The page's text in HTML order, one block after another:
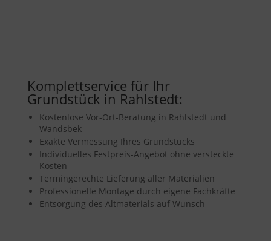
Komplettservice für Ihr
Grundstück in Rahlstedt:
Kostenlose Vor-Ort-Beratung in Rahlstedt und
Wandsbek
Exakte Vermessung Ihres Grundstücks
Individuelles Festpreis-Angebot ohne versteckte
Kosten
Termingerechte Lieferung aller Materialien
Professionelle Montage durch eigene Fachkräfte
Entsorgung des Altmaterials auf Wunsch